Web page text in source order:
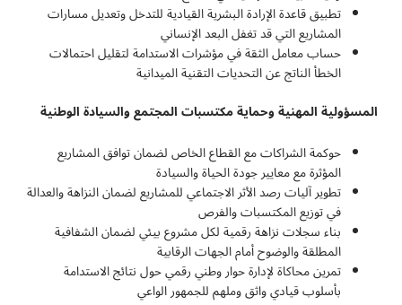
تطبيق قاعدة الإرادة البشرية القيادية للتدخل وتعديل مسارات
المشاريع التي قد تغفل البعد الإنساني
حساب معامل الثقة في مؤشرات الاستدامة لتقليل احتمالات
الخطأ الناتج عن التحديات التقنية الميدانية
المسؤولية المهنية وحماية مكتسبات المجتمع والسيادة الوطنية
حوكمة الشراكات مع القطاع الخاص لضمان توافق المشاريع
المؤثرة مع معايير جودة الحياة والسيادة
تطوير آليات رصد الأثر الاجتماعي للمشاريع لضمان النزاهة والعدالة
في توزيع المكتسبات والفرص
بناء سجلات نزاهة رقمية لكل مشروع بيئي لضمان الشفافية
المطلقة والوضوح أمام الجهات الرقابية
تمرين محاكاة لإدارة حوار وطني رقمي حول نتائج الاستدامة
بأسلوب قيادي واثق وملهم للجمهور الواعي